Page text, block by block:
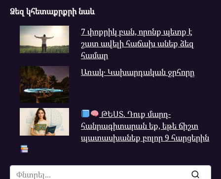
Ձեզ կհետաքրքրի նաև
7 փոքրիկ բան, որոնք պետք է
շատ ավելի հաճախ անեք ձեզ
համար
Առակ․ Կախարդական ջրհորը
ԹԵՍՏ. Դուք մարդ-
հանրագիտարան եք, եթե ճիշտ
պատասխանեք բոլոր 9 հարցերին
Search